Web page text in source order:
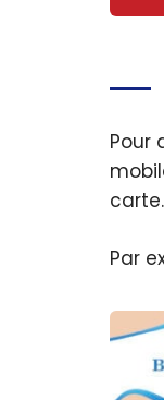
2026
Pour
carte.
Par